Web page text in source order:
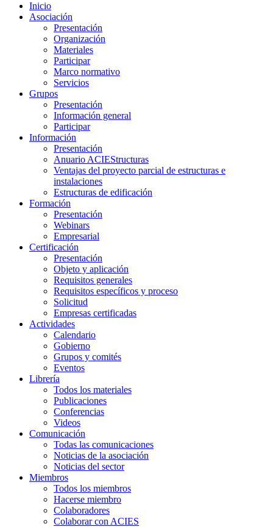
Inicio
Asociación
Presentación
Organización
Materiales
Participar
Marco normativo
Servicios
Grupos
Presentación
Información general
Participar
Información
Presentación
Anuario ACIEStructuras
Ventajas del proyecto parcial de estructuras e
instalaciones
Estructuras de edificación
Formación
Presentación
Webinars
Empresarial
Certificación
Presentación
Objeto y aplicación
Requisitos generales
Requisitos específicos y proceso
Solicitud
Empresas certificadas
Actividades
Calendario
Gobierno
Grupos y comités
Eventos
Librería
Todos los materiales
Publicaciones
Conferencias
Videos
Comunicación
Todas las comunicaciones
Noticias de la asociación
Noticias del sector
Miembros
Todos los miembros
Hacerse miembro
Colaboradores
Colaborar con ACIES